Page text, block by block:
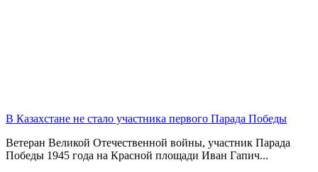
В Казахстане не стало участника первого Парада Победы
Ветеран Великой Отечественной войны, участник Парада
Победы 1945 года на Красной площади Иван Гапич...